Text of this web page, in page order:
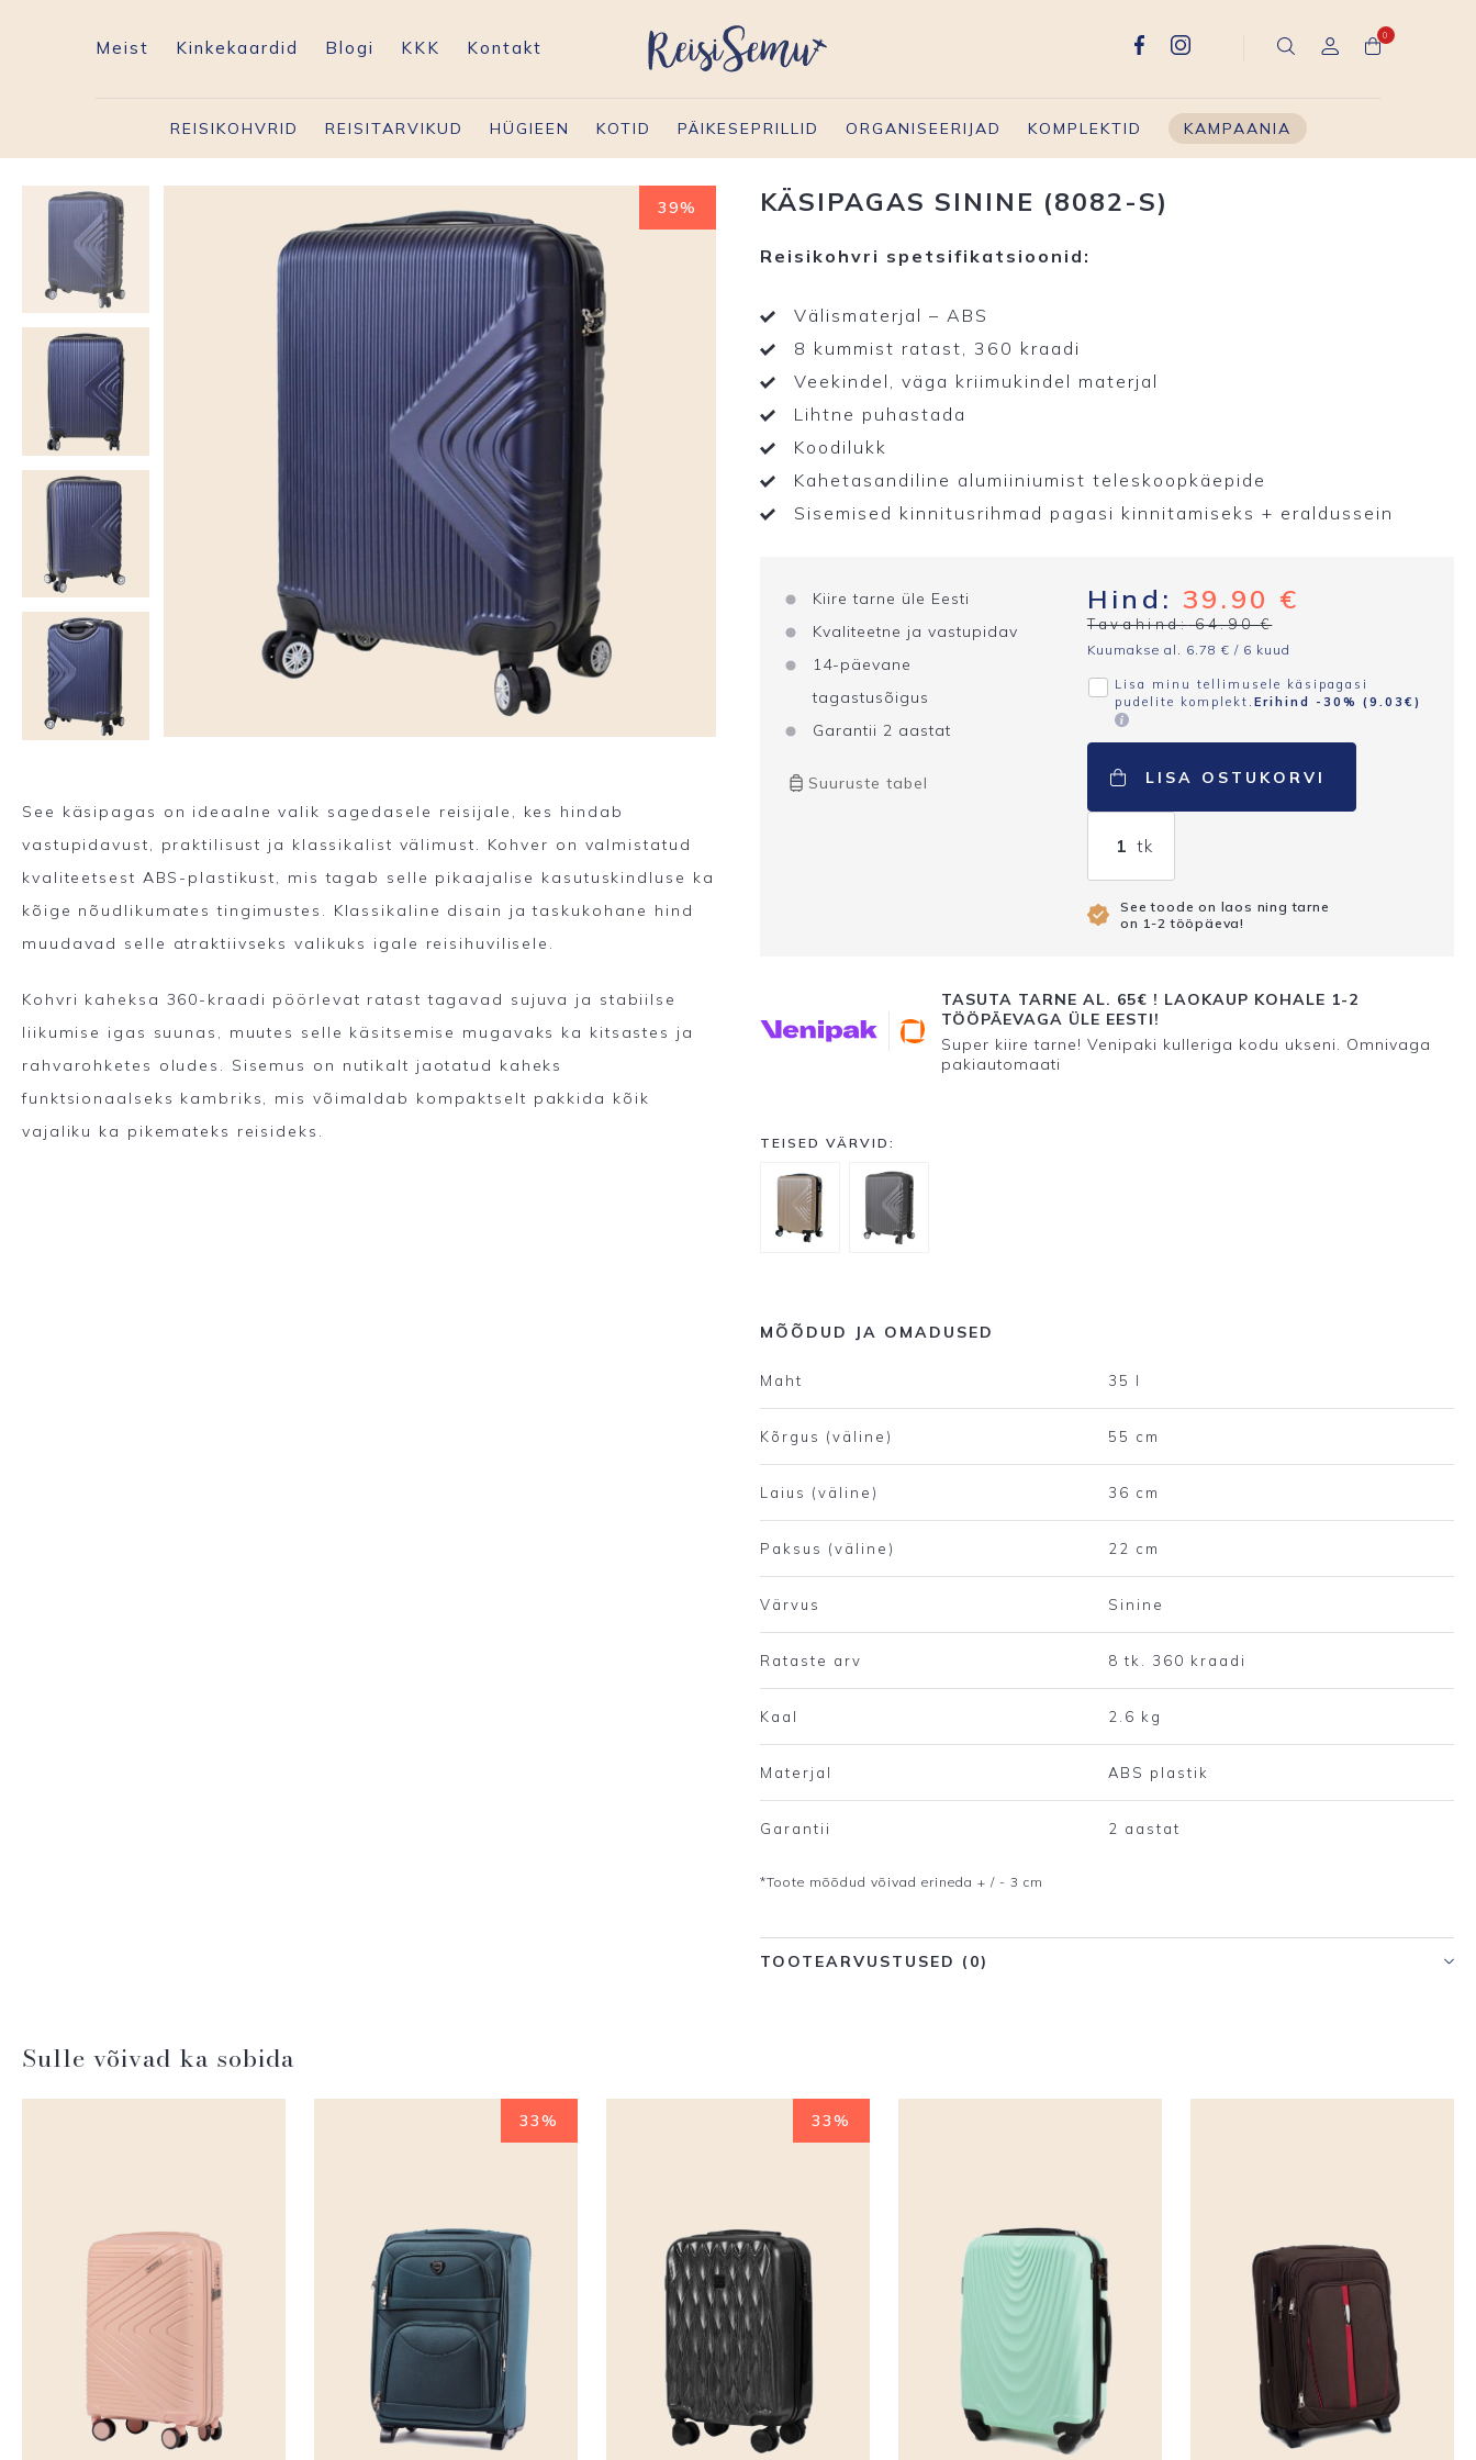
Meist Kinkekaardid Blogi KKK Kontakt
0
REISIKOHVRID REISITARVIKUD HÜGIEEN KOTID PÄIKESEPRILLID ORGANISEERIJAD KOMPLEKTID KAMPAANIA
39%
See käsipagas on ideaalne valik sagedasele reisijale, kes hindab
vastupidavust, praktilisust ja klassikalist välimust. Kohver on valmistatud
kvaliteetsest ABS-plastikust, mis tagab selle pikaajalise kasutuskindluse ka
kõige nõudlikumates tingimustes. Klassikaline disain ja taskukohane hind
muudavad selle atraktiivseks valikuks igale reisihuvilisele.
Kohvri kaheksa 360-kraadi pöörlevat ratast tagavad sujuva ja stabiilse
liikumise igas suunas, muutes selle käsitsemise mugavaks ka kitsastes ja
rahvarohketes oludes. Sisemus on nutikalt jaotatud kaheks
funktsionaalseks kambriks, mis võimaldab kompaktselt pakkida kõik
vajaliku ka pikemateks reisideks.
KÄSIPAGAS SININE (8082-S)
Reisikohvri spetsifikatsioonid:
Välismaterjal – ABS
8 kummist ratast, 360 kraadi
Veekindel, väga kriimukindel materjal
Lihtne puhastada
Koodilukk
Kahetasandiline alumiiniumist teleskoopkäepide
Sisemised kinnitusrihmad pagasi kinnitamiseks + eraldussein
Kiire tarne üle Eesti
Kvaliteetne ja vastupidav
14-päevane
tagastusõigus
Garantii 2 aastat
Suuruste tabel
Hind: 39.90 €
Tavahind: 64.90€
Kuumakse al. 6.78€ / 6 kuud
Lisa minu tellimusele käsipagasi
pudelite komplekt.Erihind -30% (9.03€)
LISA OSTUKORVI
sinine
(8082-
S)
kogus
See toode on laos ning tarne
on 1-2 tööpäeva!
TASUTA TARNE AL. 65€ ! LAOKAUP KOHALE 1-2
TÖÖPÄEVAGA ÜLE EESTI!
Super kiire tarne! Venipaki kulleriga kodu ukseni. Omnivaga
pakiautomaati
TEISED VÄRVID:
MÕÕDUD JA OMADUSED
Maht 35 l
Kõrgus (väline) 55 cm
Laius (väline) 36 cm
Paksus (väline) 22 cm
Värvus Sinine
Rataste arv 8 tk. 360 kraadi
Kaal 2.6 kg
Materjal ABS plastik
Garantii 2 aastat
*Toote mõõdud võivad erineda + / - 3 cm
TOOTEARVUSTUSED (0)
Sulle võivad ka sobida
33% 33%